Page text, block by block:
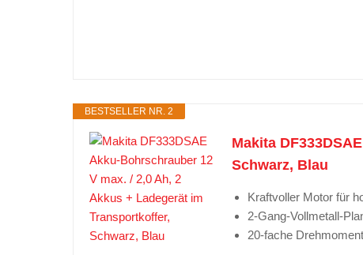
BESTSELLER NR. 2
Makita
Schwarz, Blau
Kraftvoller Motor für
2-Gang-Vollmetall-
20-fache